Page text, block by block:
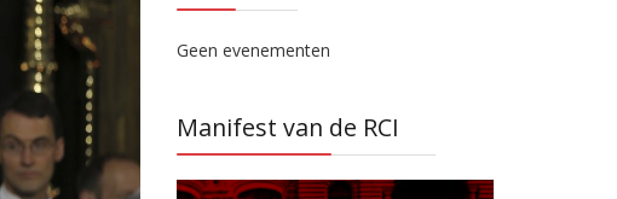
Geen evenementen
Manifest van de RCI